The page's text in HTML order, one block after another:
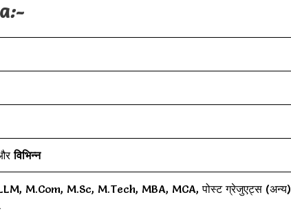
:-
विभिन्न
M.Com, M.Sc, M.Tech, MBA, MCA, पोस्ट ग्रेजुएट्स (अन्य)